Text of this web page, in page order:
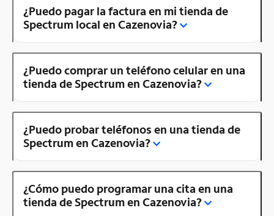
¿Puedo pagar la factura en mi tienda de
Spectrum local en Cazenovia?
¿Puedo comprar un teléfono celular en una
tienda de Spectrum en Cazenovia?
¿Puedo probar teléfonos en una tienda de
Spectrum en Cazenovia?
¿Cómo puedo programar una cita en una
tienda de Spectrum en Cazenovia?